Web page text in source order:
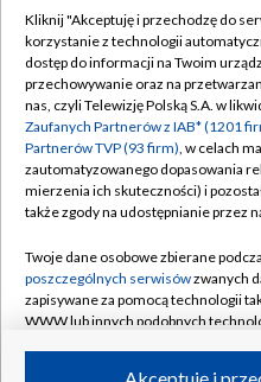
Abonament TVP
Emisja w TVP
Centrum informacji TVP
Naziemna Telewizja
Rada Programowa
System NOS
Informacje o nadawcy
Polityka
Kliknij "Akceptuję i przechodzę do
korzystanie z technologii
dostęp do informacji na Twoim
przechowywanie oraz na
nas, czyli Telewizję Polską S.A. w
Zaufanych Partnerów z IAB* (1201
Partnerów TVP (93 firm), w celach
zautomatyzowanego dopasowania
mierzenia ich skuteczności) i
także zgody na udostępnianie przez
Twoje dane osobowe zbierane
poszczególnych serwisówzwanych
zapisywane za pomocą technologii
WWW lub innych podobnych